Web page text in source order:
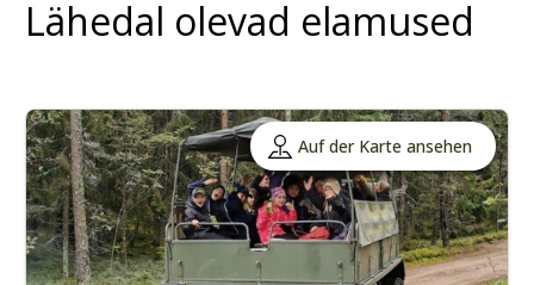
Lähedal olevad elamused
Auf der Karte ansehen